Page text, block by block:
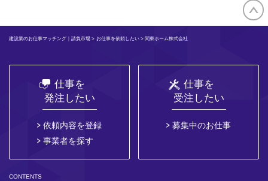
建設業のお仕事マッチング｜請負市場 > お仕事を依頼したい> 関東ホーム株式会社
仕事を
発注したい
依頼内容を登録
事業者を探す
仕事を
受注したい
募集中のお仕事
CONTENTS